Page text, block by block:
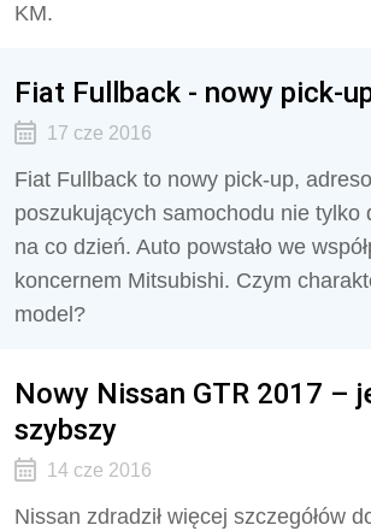
KM.
Fiat Fullback - nowy pick-
17 cze 2016
Fiat Fullback to nowy pick-up,
poszukujących samochodu nie tylko
na co dzień. Auto powstało we
koncernem Mitsubishi. Czym
model?
Nowy Nissan GTR 2017 –
szybszy
14 cze 2016
Nissan zdradził więcej szczegółów